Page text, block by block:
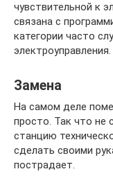
чувствительной к
связана с
категории часто
электроуправления.
Замена
На самом деле
просто. Так что не
станцию
сделать своими
пострадает.